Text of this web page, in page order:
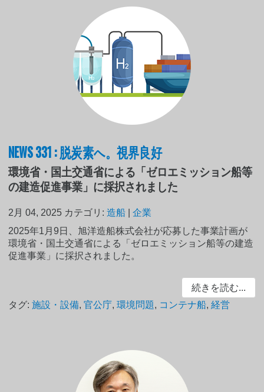
NEWS 331 : 脱炭素へ。視界良好
環境省・国土交通省による「ゼロエミッション船等
の建造促進事業」に採択されました
2月 04, 2025 カテゴリ:造船 |企業
2025年1月9日、旭洋造船株式会社が応募した事業計画が
環境省・国土交通省による「ゼロエミッション船等の建造
促進事業」に採択されました。
続きを読む...
タグ:施設・設備,官公庁,環境問題, コンテナ船,経営